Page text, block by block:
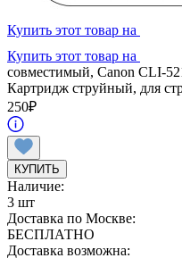
Купить этот товар на
Купить этот товар на
совместимый, Canon CLI-
Картридж струйный, для
250₽
КУПИТЬ
Наличие:
3 шт
Доставка по Москве:
БЕСПЛАТНО
Доставка возможна: